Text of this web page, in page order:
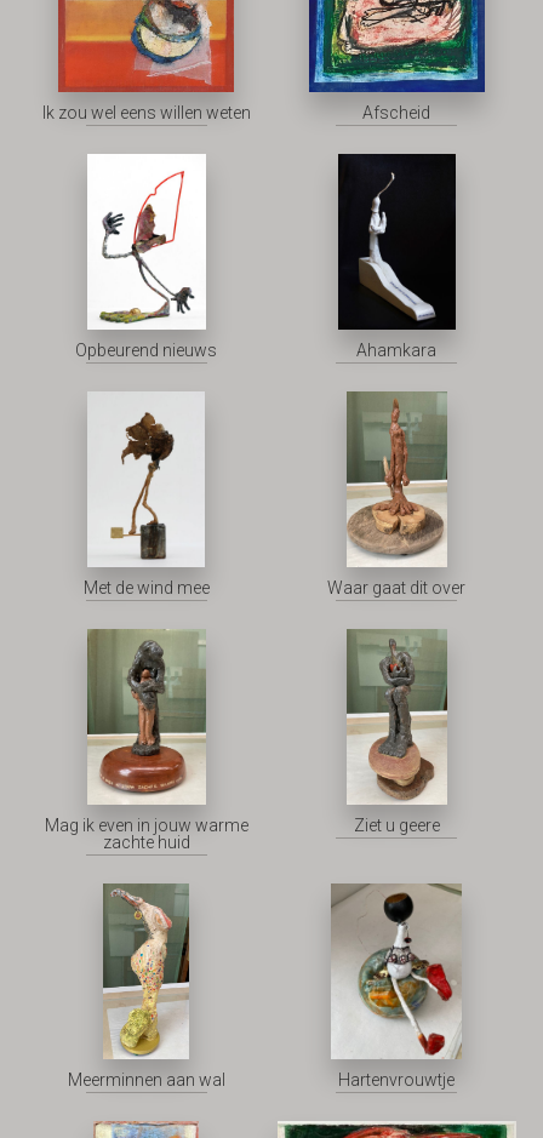
Ik zou wel eens willen weten Afscheid
Opbeurend nieuws Ahamkara
Met de wind mee Waar gaat dit over
Mag ik even in jouw warme
zachte huid
Ziet u geere
Meerminnen aan wal Hartenvrouwtje